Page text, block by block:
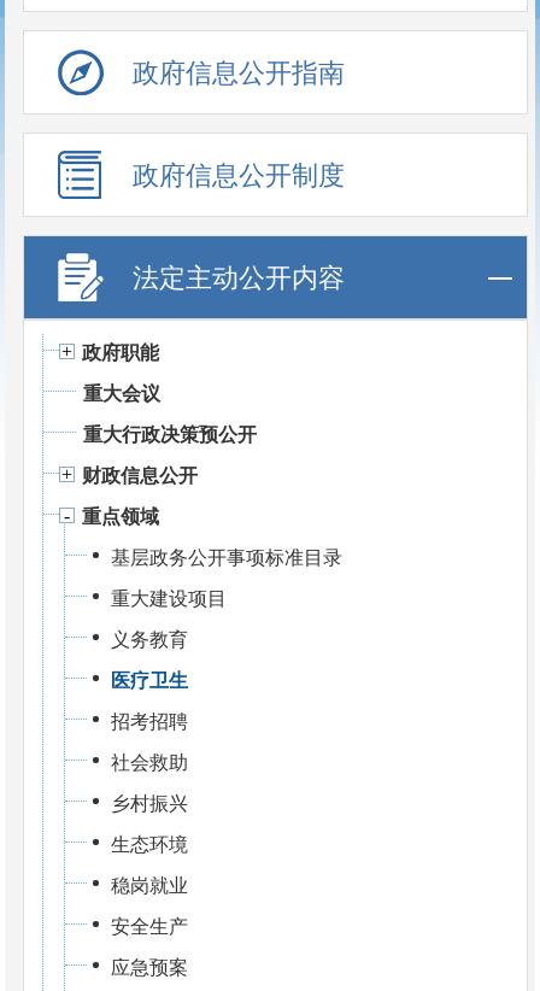
政府信息公开指南
政府信息公开制度
法定主动公开内容
政府职能
重大会议
重大行政决策预公开
财政信息公开
重点领域
基层政务公开事项标准目录
重大建设项目
义务教育
医疗卫生
招考招聘
社会救助
乡村振兴
生态环境
稳岗就业
安全生产
应急预案